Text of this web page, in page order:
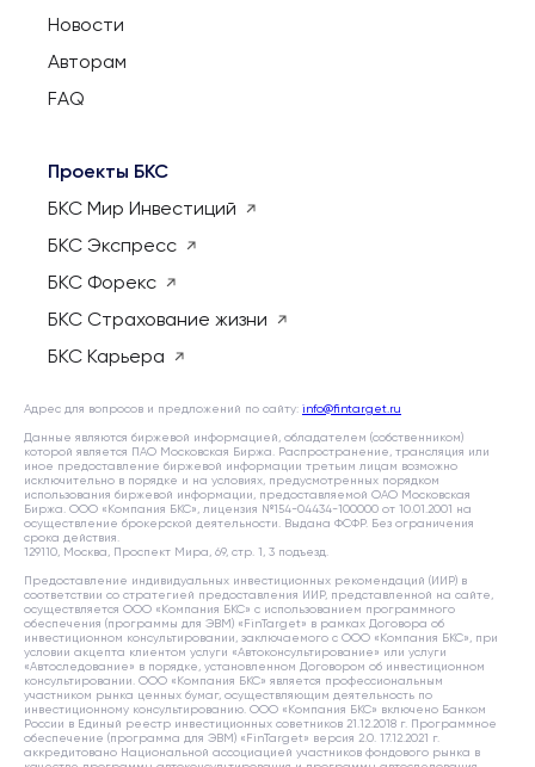
Новости
Авторам
FAQ
Проекты БКС
БКС Мир Инвестиций
БКС Экспресс
БКС Форекс
БКС Страхование жизни
БКС Карьера
Адрес для вопросов и предложений по сайту: info@fintarget.ru
Данные являются биржевой информацией, обладателем (собственником)
которой является ПАО Московская Биржа. Распространение, трансляция или
иное предоставление биржевой информации третьим лицам возможно
исключительно в порядке и на условиях, предусмотренных порядком
использования биржевой информации, предоставляемой ОАО Московская
Биржа. ООО «Компания БКС», лицензия №154-04434-100000 от 10.01.2001 на
осуществление брокерской деятельности. Выдана ФСФР. Без ограничения
срока действия.
129110, Москва, Проспект Мира, 69, стр. 1, 3 подъезд.
Предоставление индивидуальных инвестиционных рекомендаций (ИИР) в
соответствии со стратегией предоставления ИИР, представленной на сайте,
осуществляется ООО «Компания БКС» с использованием программного
обеспечения (программы для ЭВМ) «FinTarget» в рамках Договора об
инвестиционном консультировании, заключаемого с ООО «Компания БКС», при
условии акцепта клиентом услуги «Автоконсультирование» или услуги
«Автоследование» в порядке, установленном Договором об инвестиционном
консультировании. ООО «Компания БКС» является профессиональным
участником рынка ценных бумаг, осуществляющим деятельность по
инвестиционному консультированию. ООО «Компания БКС» включено Банком
России в Единый реестр инвестиционных советников 21.12.2018 г. Программное
обеспечение (программа для ЭВМ) «FinTarget» версия 2.0. 17.12.2021 г.
аккредитовано Национальной ассоциацией участников фондового рынка в